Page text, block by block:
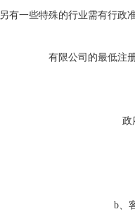
另有一些特殊的行业需有行政
有限公司的最低注
政
b、